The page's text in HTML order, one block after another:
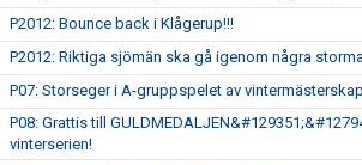
P2012: Bounce back i Klågerup!!!
P2012: Riktiga sjömän ska gå igenom några
P07: Storseger i A-gruppspelet av
P08: Grattis till
vinterserien!